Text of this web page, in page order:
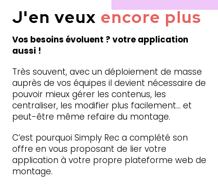
J'en veux encore plus
Vos besoins évoluent ? votre application
aussi !
Très souvent, avec un déploiement de masse
auprès de vos équipes il devient nécessaire de
pouvoir mieux gérer les contenus, les
centraliser, les modifier plus facilement… et
peut-être même refaire du montage.
C’est pourquoi Simply Rec a complété son
offre en vous proposant de lier votre
application à votre propre plateforme web de
montage.